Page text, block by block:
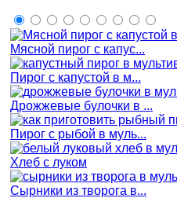
Мясной пирог с капус...
Пирог с капустой в м...
Дрожжевые булочки в ...
Пирог с рыбой в муль...
Хлеб с луком
Сырники из творога в...